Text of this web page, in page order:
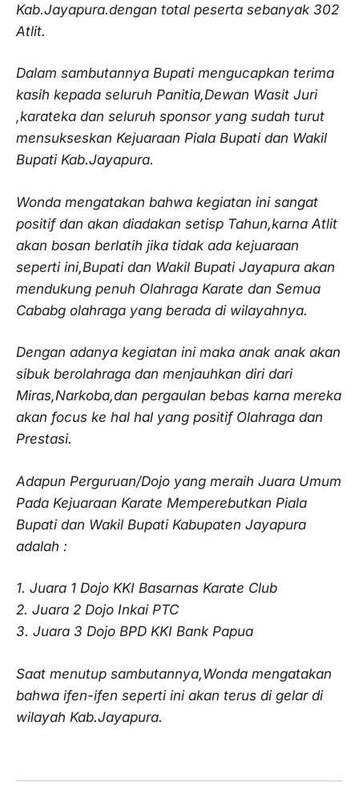
Kab.Jayapura.dengan total peserta sebanyak 302
Atlit.
Dalam sambutannya Bupati mengucapkan terima
kasih kepada seluruh Panitia,Dewan Wasit Juri
,karateka dan seluruh sponsor yang sudah turut
mensukseskan Kejuaraan Piala Bupati dan Wakil
Bupati Kab.Jayapura.
Wonda mengatakan bahwa kegiatan ini sangat
positif dan akan diadakan setisp Tahun,karna Atlit
akan bosan berlatih jika tidak ada kejuaraan
seperti ini,Bupati dan Wakil Bupati Jayapura akan
mendukung penuh Olahraga Karate dan Semua
Cababg olahraga yang berada di wilayahnya.
Dengan adanya kegiatan ini maka anak anak akan
sibuk berolahraga dan menjauhkan diri dari
Miras,Narkoba,dan pergaulan bebas karna mereka
akan focus ke hal hal yang positif Olahraga dan
Prestasi.
Adapun Perguruan/Dojo yang meraih Juara Umum
Pada Kejuaraan Karate Memperebutkan Piala
Bupati dan Wakil Bupati Kabupaten Jayapura
adalah :
1. Juara 1 Dojo KKI Basarnas Karate Club
2. Juara 2 Dojo Inkai PTC
3. Juara 3 Dojo BPD KKI Bank Papua
Saat menutup sambutannya,Wonda mengatakan
bahwa ifen-ifen seperti ini akan terus di gelar di
wilayah Kab.Jayapura.